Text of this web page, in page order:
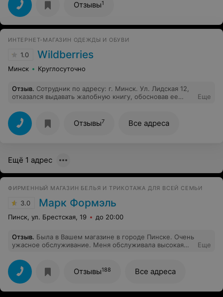
Отзывы1
ИНТЕРНЕТ-МАГАЗИН ОДЕЖДЫ И ОБУВИ
1.0 Wildberries
Минск Круглосуточно
Отзыв. Сотрудник по адресу: г. Минск. Ул. Лидская 12,
отказался выдавать жалобную книгу, обосновав ее
есть.
Еще
Отзывы7 Все адреса
Ещё 1 адрес
ФИРМЕННЫЙ МАГАЗИН БЕЛЬЯ И ТРИКОТАЖА ДЛЯ ВСЕЙ СЕМЬИ
3.0 Марк Формэль
Пинск, ул. Брестская, 19 до 20:00
Отзыв. Была в Вашем магазине в городе Пинске. Очень
ужасное обслуживание. Меня обслуживала высокая
начала задавать вопросы, а она на один ответила и
больше не пожелала со мной общаться, просто
отошла в сторону . Мне было сложно самой
ориентироваться в таком большом магазине. Магазин
расположен в Алми. Продавца звали Галина.
Еще
Отзывы188 Все адреса